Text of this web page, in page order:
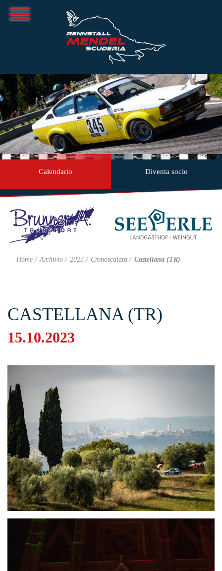
Calendario Diventa socio
Home Archivio 2023 Cronoscalata Castellana (TR)
CASTELLANA (TR)
15.10.2023